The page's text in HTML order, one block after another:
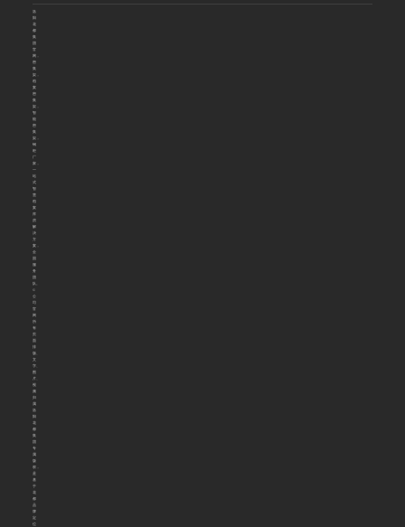
都
官
案
智
钢
厂
家，
一
式
智
慧
案
库
房
解
决
方
案，
全
服
务
队。
©
公
官
所
有
页
面
版、
文
字、
片、
视
都
专
版
都
牌
位